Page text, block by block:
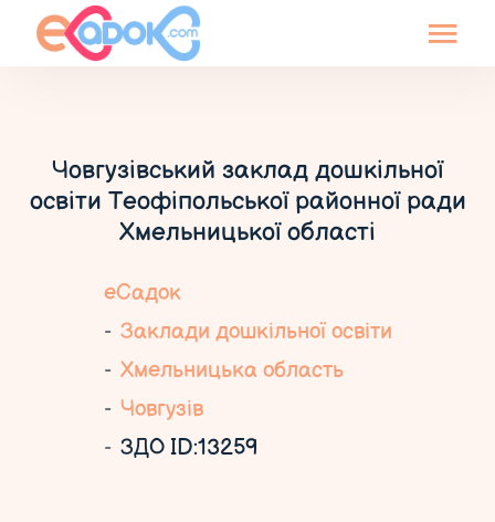
Човгузівський заклад дошкільної
освіти Теофіпольської районної ради
Хмельницької області
еСадок
Заклади дошкільної освіти
Хмельницька область
Човгузів
ЗДО ID:13259